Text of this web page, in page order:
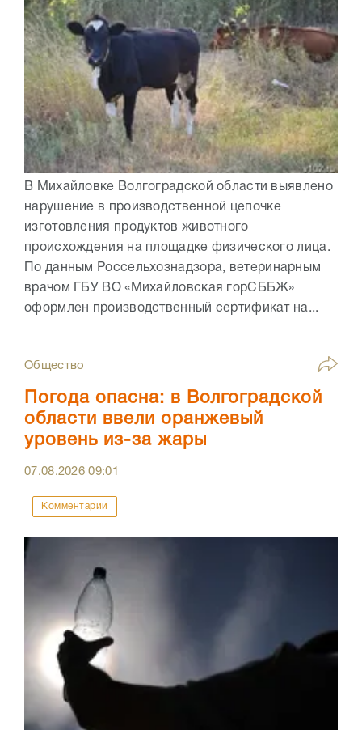
В Михайловке Волгоградской области выявлено
нарушение в производственной цепочке
изготовления продуктов животного
происхождения на площадке физического лица.
По данным Россельхознадзора, ветеринарным
врачом ГБУ ВО «Михайловская горСББЖ»
оформлен производственный сертификат на...
Общество
Погода опасна: в Волгоградской
области ввели оранжевый
уровень из-за жары
07.08.202609:01
Комментарии